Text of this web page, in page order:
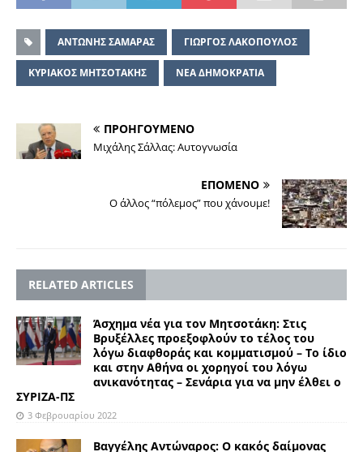
ΑΝΤΩΝΗΣ ΣΑΜΑΡΑΣ ΓΙΩΡΓΟΣ ΛΑΚΟΠΟΥΛΟΣ
ΚΥΡΙΑΚΟΣ ΜΗΤΣΟΤΑΚΗΣ ΝΕΑ ΔΗΜΟΚΡΑΤΙΑ
ΠΡΟΗΓΟΥΜΕΝΟ
Μιχάλης Σάλλας: Αυτογνωσία
ΕΠΟΜΕΝΟ
Ο άλλος “πόλεμος” που χάνουμε!
RELATED ARTICLES
Άσχημα νέα για τον Μητσοτάκη: Στις
Βρυξέλλες προεξοφλούν το τέλος του
λόγω διαφθοράς και κομματισμού – Το ίδιο
και στην Αθήνα οι χορηγοί του λόγω
ανικανότητας – Σενάρια για να μην έλθει ο
ΣΥΡΙΖΑ-ΠΣ
3 Φεβρουαρίου 2022
Βαγγέλης Αντώναρος: Ο κακός δαίμονας